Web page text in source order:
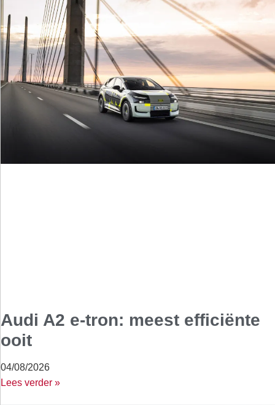
Audi A2 e-tron: meest efficiënte
ooit
04/08/2026
Lees verder »